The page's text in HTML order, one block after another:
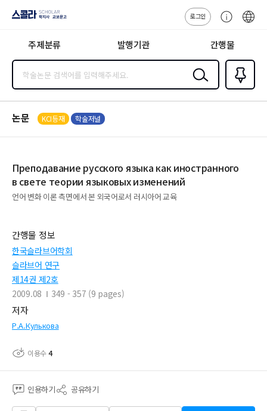
지사·교보문고
로그인
센
주제분류 발행기관 간행물
검색
즐겨찾
기0
논문 KCI등재 학술저널
Преподавание русского языка как иностранного
в свете теории языковых изменений
언어 변화 이론 측면에서 본 외국어로서 러시아어 교육
간행물 정보
한국슬라브어학회
슬라브어 연구
제14권 제2호
2009.08
349 - 357 (9 pages)
저자
Р.А.Кулькова
이용수4
인용하기 공유하기